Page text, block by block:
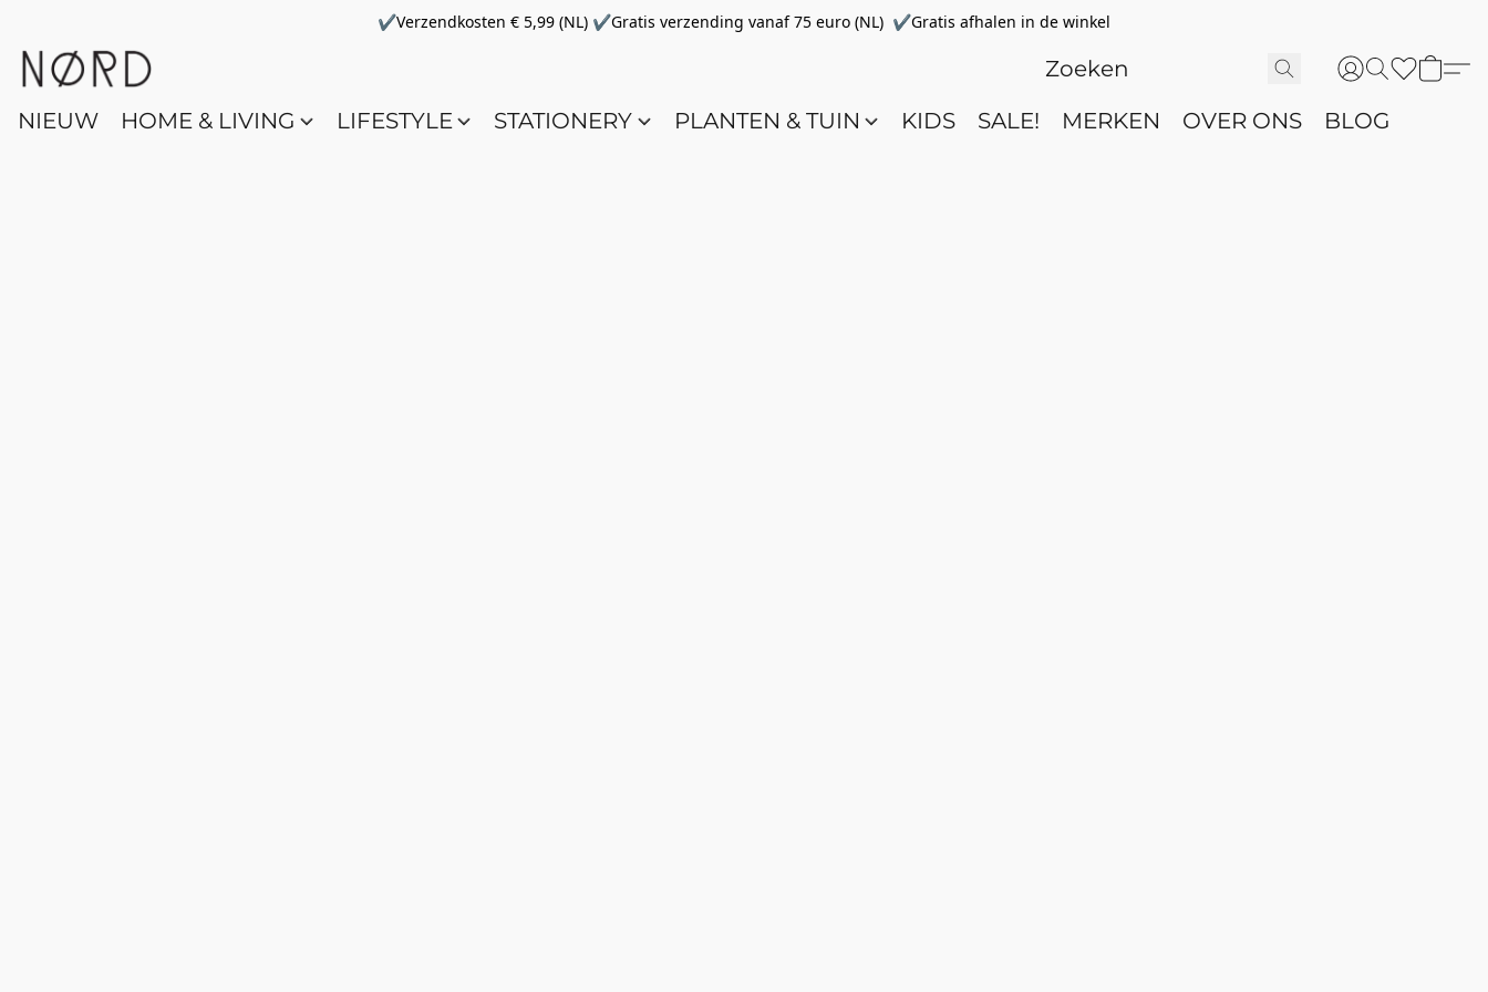
✔Verzendkosten € 5,99 (NL) ✔Gratis verzending vanaf 75 euro (NL) ✔Gratis afhalen in de winkel
NIEUW HOME & LIVING LIFESTYLE STATIONERY PLANTEN & TUIN KIDS SALE! MERKEN OVER ONS BLOG